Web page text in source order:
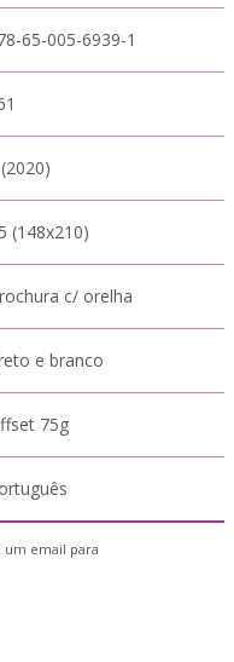
65-005-6939-1
(148x210)
c/ orelha
e branco
75g
um email para